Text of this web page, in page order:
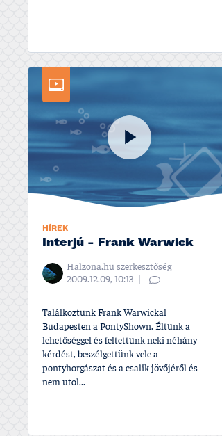
HÍREK
Interjú - Frank Warwick
Halzona.hu szerkesztőség
2009.12.09, 10:13
Találkoztunk Frank Warwickal
Budapesten a PontyShown. Éltünk a
lehetőséggel és feltettünk neki néhány
kérdést, beszélgettünk vele a
pontyhorgászat és a csalik jövőjéről és
nem utol...